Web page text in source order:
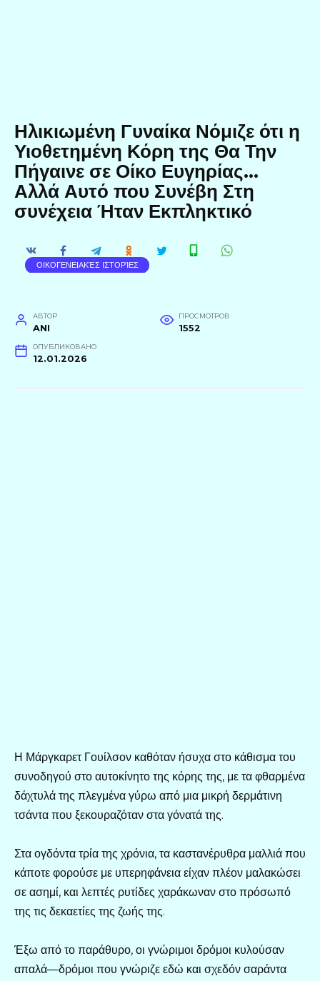
Ηλικιωμένη Γυναίκα Νόμιζε ότι η
Υιοθετημένη Κόρη της Θα Την
Πήγαινε σε Οίκο Ευγηρίας…
Αλλά Αυτό που Συνέβη Στη
συνέχεια Ήταν Εκπληκτικό
ΟΙΚΟΓΕΝΕΙΑΚΈΣ ΙΣΤΟΡΊΕΣ
АВТОР
ANI
ПРОСМОТРОВ
1552
ОПУБЛИКОВАНО
12.01.2026
Η Μάργκαρετ Γουίλσον καθόταν ήσυχα στο κάθισμα του
συνοδηγού στο αυτοκίνητο της κόρης της, με τα φθαρμένα
δάχτυλά της πλεγμένα γύρω από μια μικρή δερμάτινη
τσάντα που ξεκουραζόταν στα γόνατά της.
Στα ογδόντα τρία της χρόνια, τα καστανέρυθρα μαλλιά που
κάποτε φορούσε με υπερηφάνεια είχαν πλέον μαλακώσει
σε ασημί, και λεπτές ρυτίδες χαράκωναν στο πρόσωπό
της τις δεκαετίες της ζωής της.
Έξω από το παράθυρο, οι γνώριμοι δρόμοι κυλούσαν
απαλά—δρόμοι που γνώριζε εδώ και σχεδόν σαράντα